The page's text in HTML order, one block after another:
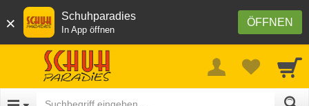
× ÖFFNEN
Schuhparadies
In App öffnen